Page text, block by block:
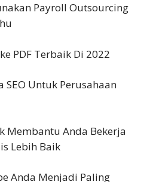
Payroll Outsourcing
PDF Terbaik Di 2022
SEO Untuk Perusahaan
Membantu Anda Bekerja
Lebih Baik
Anda Menjadi Paling